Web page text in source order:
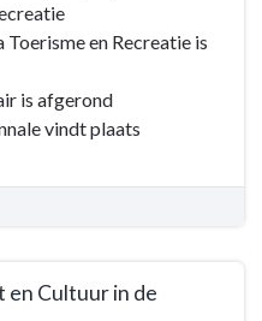
en Recreatie is
is afgerond
vindt plaats
en Cultuur in de